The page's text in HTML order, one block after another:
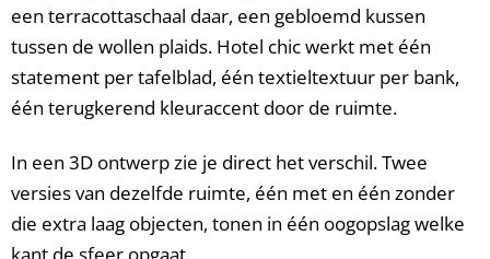
een terracottaschaal daar, een gebloemd kussen
tussen de wollen plaids. Hotel chic werkt met één
statement per tafelblad, één textieltextuur per bank,
één terugkerend kleur­accent door de ruimte.
In een 3D ontwerp zie je direct het verschil. Twee
versies van dezelfde ruimte, één met en één zonder
die extra laag objecten, tonen in één oogopslag welke
kant de sfeer opgaat.